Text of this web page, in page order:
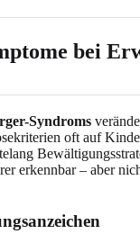
bei
Syndroms
oft auf
erkennbar – aber